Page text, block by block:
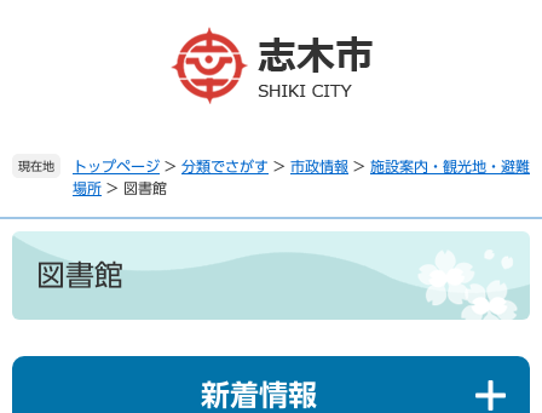
。
て
本
現在地 トップページ > 分類でさがす > 市政情報 > 施設案内・観光地・避難
場所 > 図書館
本
図書館
新着情報